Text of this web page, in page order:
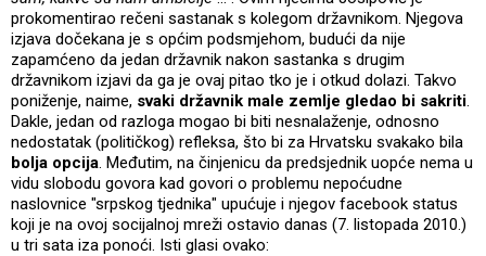
prokomentirao rečeni sastanak s kolegom državnikom. Njegova
izjava dočekana je s općim podsmjehom, budući da nije
zapamćeno da jedan državnik nakon sastanka s drugim
državnikom izjavi da ga je ovaj pitao tko je i otkud dolazi. Takvo
poniženje, naime, svaki državnik male zemlje gledao bi sakriti.
Dakle, jedan od razloga mogao bi biti nesnalaženje, odnosno
nedostatak (političkog) refleksa, što bi za Hrvatsku svakako bila
bolja opcija. Međutim, na činjenicu da predsjednik uopće nema u
vidu slobodu govora kad govori o problemu nepoćudne
naslovnice "srpskog tjednika" upućuje i njegov facebook status
koji je na ovoj socijalnoj mreži ostavio danas (7. listopada 2010.)
u tri sata iza ponoći. Isti glasi ovako: